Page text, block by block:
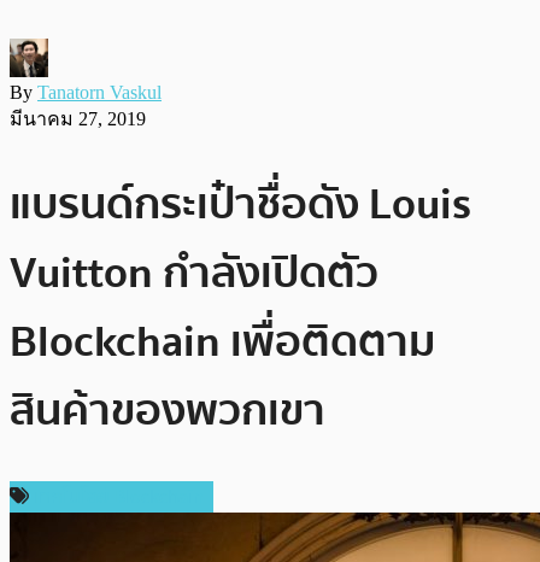
By Tanatorn Vaskul
มีนาคม 27, 2019
แบรนด์กระเป๋าชื่อดัง Louis
Vuitton กำลังเปิดตัว
Blockchain เพื่อติดตาม
สินค้าของพวกเขา